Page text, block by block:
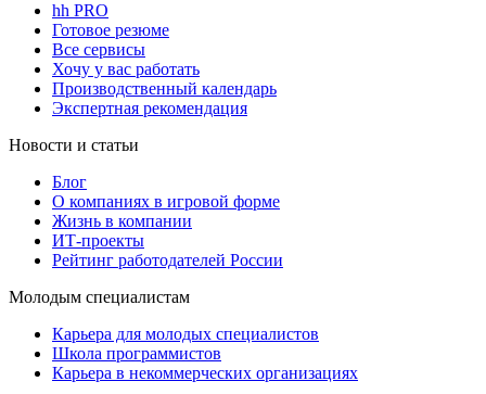
hh PRO
Готовое резюме
Все сервисы
Хочу у вас работать
Производственный календарь
Экспертная рекомендация
Новости и статьи
Блог
О компаниях в игровой форме
Жизнь в компании
ИТ-проекты
Рейтинг работодателей России
Молодым специалистам
Карьера для молодых специалистов
Школа программистов
Карьера в некоммерческих организациях